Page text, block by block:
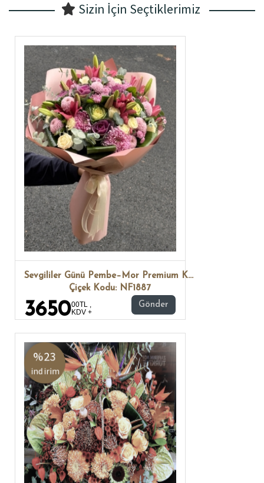
Sizin İçin Seçtiklerimiz
Sevgililer Günü Pembe–Mor Premium Karışık Çiçek Buketi | Nora Flowers İstanbul
Çiçek Kodu: NF1887
365000TL ,
KDV +
Gönder
%23
indirim